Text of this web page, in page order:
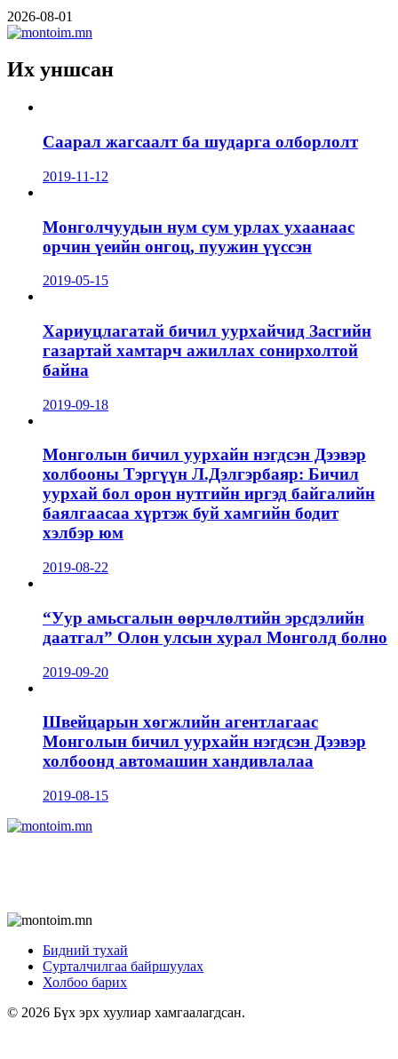
2026-08-01
Их уншсан
Саарал жагсаалт ба шударга олборлолт
2019-11-12
Монголчуудын нум сум урлах ухаанаас
орчин үеийн онгоц, пуужин үүссэн
2019-05-15
Хариуцлагатай бичил уурхайчид Засгийн
газартай хамтарч ажиллах сонирхолтой
байна
2019-09-18
Монголын бичил уурхайн нэгдсэн Дээвэр
холбооны Тэргүүн Л.Дэлгэрбаяр: Бичил
уурхай бол орон нутгийн иргэд байгалийн
баялгаасаа хүртэж буй хамгийн бодит
хэлбэр юм
2019-08-22
“Уур амьсгалын өөрчлөлтийн эрсдэлийн
даатгал” Олон улсын хурал Монголд болно
2019-09-20
Швейцарын хөгжлийн агентлагаас
Монголын бичил уурхайн нэгдсэн Дээвэр
холбоонд автомашин хандивлалаа
2019-08-15
Бидний тухай
Сурталчилгаа байршуулах
Холбоо барих
© 2026 Бүх эрх хуулиар хамгаалагдсан.